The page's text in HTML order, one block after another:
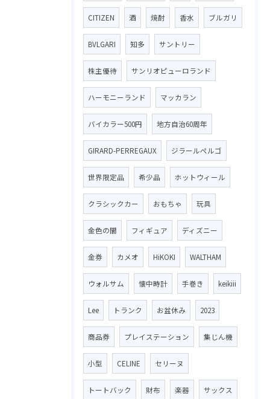
CITIZEN 酒 焼酎 香水 ブルガリ
BVLGARI 知多 サントリー
株主優待 サンリオピューロランド
ハーモニーランド マッカラン
バイカラー500円 地方自治60周年
GIRARD-PERREGAUX ジラールペルゴ
世界限定品 希少品 ホットウィール
クラシックカー おもちゃ 玩具
金色の闇 フィギュア ディズニー
金券 カメオ HiKOKI WALTHAM
ウォルサム 懐中時計 手巻き keikiii
Lee トランク お盆休み 2023
商品券 プレイステーション 集じん機
小型 CELINE セリーヌ
トートバック 財布 楽器 サックス